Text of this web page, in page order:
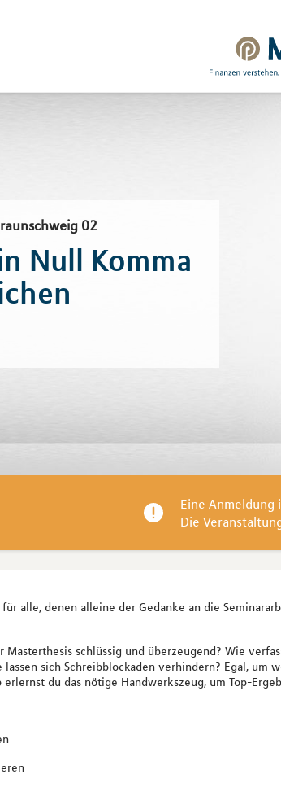
02
Null Komma
Eine Anmeldung
Die
alle, denen alleine der Gedanke an die
schlüssig und überzeugend? Wie
sich Schreibblockaden verhindern? Egal, um
du das nötige Handwerkszeug, um Top-